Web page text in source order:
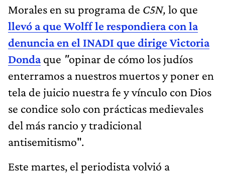
Morales en su programa de C5N, lo que
llevó a que Wolff le respondiera con la
denuncia en el INADI que dirige Victoria
Dondaque "opinar de cómo los judíos
enterramos a nuestros muertos y poner en
tela de juicio nuestra fe y vínculo con Dios
se condice solo con prácticas medievales
del más rancio y tradicional
antisemitismo".
Este martes, el periodista volvió a